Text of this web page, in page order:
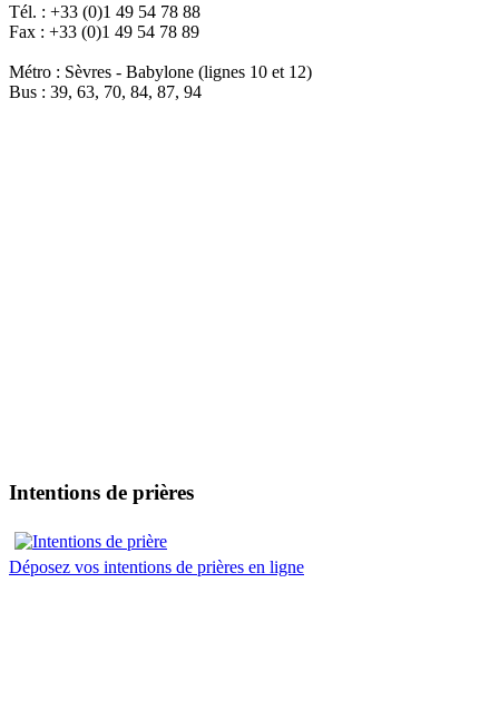
Tél. : +33 (0)1 49 54 78 88
Fax : +33 (0)1 49 54 78 89
Métro : Sèvres - Babylone (lignes 10 et 12)
Bus : 39, 63, 70, 84, 87, 94
Intentions de prières
Déposez vos intentions de prières en ligne